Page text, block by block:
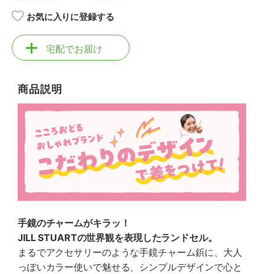
お気に入りに登録する
宅配でお届け
商品説明
手鏡のチャームがキラッ！
JILL STUARTの世界観を表現したランドセル。
まるでアクセサリーのような手鏡チャーム鋲に、大人
っぽいカラー使いで魅せる、シンプルデザインで心と